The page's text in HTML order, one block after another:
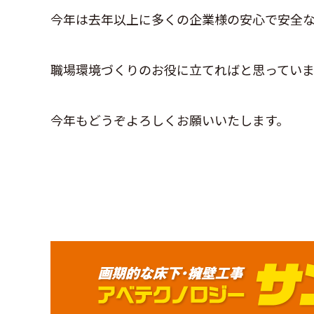
今年は去年以上に多くの企業様の安心で安全
職場環境づくりのお役に立てればと思ってい
今年もどうぞよろしくお願いいたします。